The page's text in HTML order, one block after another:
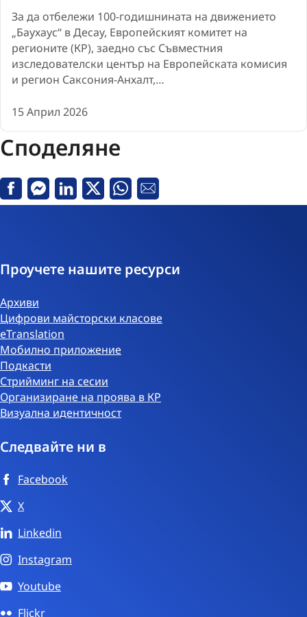
За да отбележи 100-годишнината на движението
„Баухаус“ в Десау, Европейският комитет на
регионите (КР), заедно със Съвместния
изследователски център на Европейската комисия
и регион Саксония-Анхалт,…
15 Април 2026
Споделяне
FacebookMessenger
Linkedin
X Whatsapp
Е-
Проучете нашите ресурси
Архиви
Цифрови майсторски класове
eTranslation
Мобилно приложение
Подкасти
Стрийминг на сесии
Организиране на проява в КР
Визуална идентичност
Следвайте ни в
Facebook
X
Linkedin
Instagram
Youtube
Flickr